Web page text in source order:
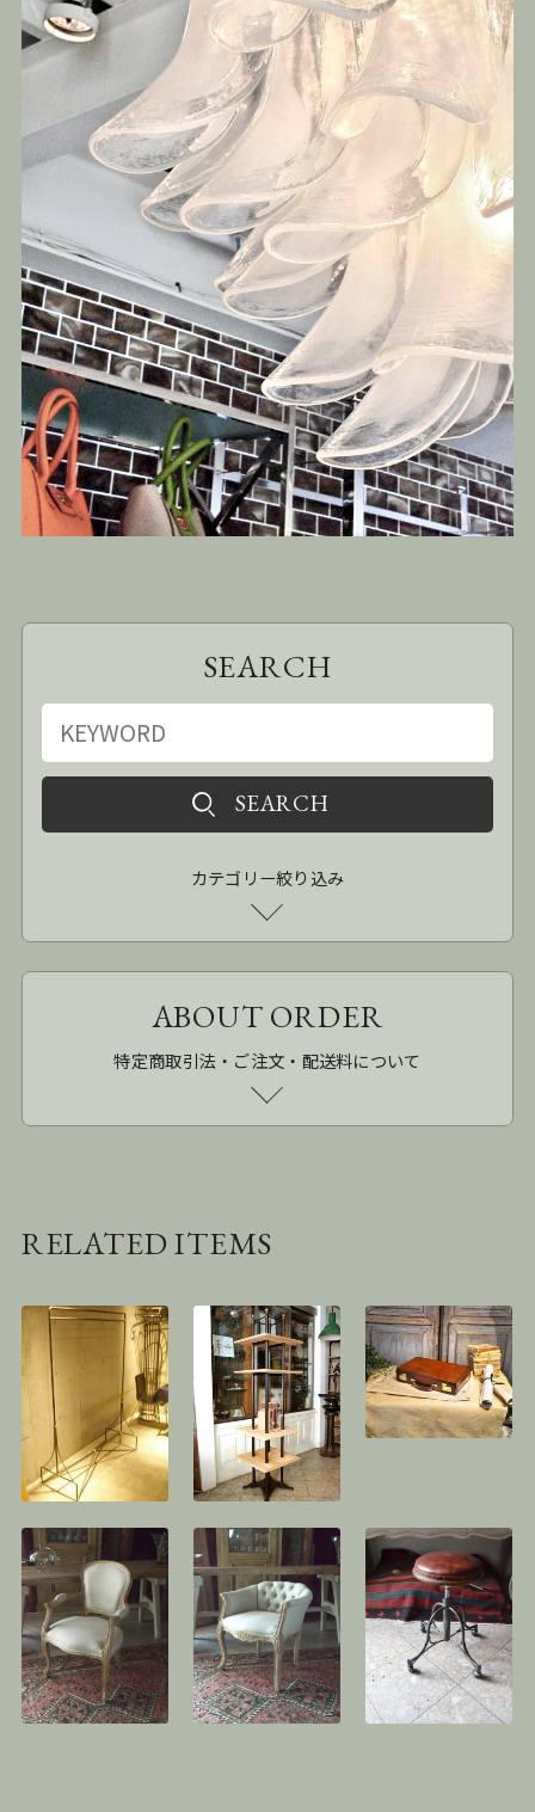
SEARCH
カテゴリー絞り込み
ABOUT ORDER
特定商取引法・ご注文・配送料について
RELATED ITEMS